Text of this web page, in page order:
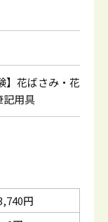
】花ばさみ・花
記用具
円